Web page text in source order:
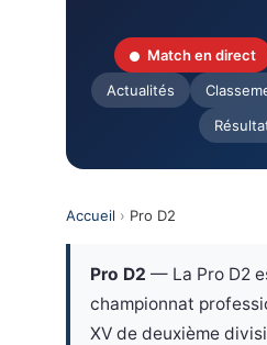
Match en direct
Actualités
Accueil › Pro D2
Pro D2 — La Pro D2
championnat
XV de deuxième